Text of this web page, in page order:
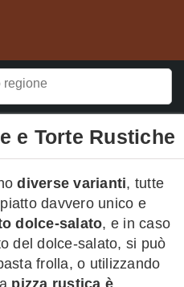
e Torte Rustiche
diverse varianti, tutte
davvero unico e
dolce-salato, e in caso
del dolce-salato, si può
frolla, o utilizzando